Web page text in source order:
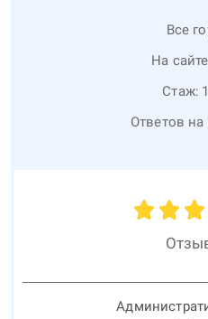
Все
На
Стаж:
Ответов на